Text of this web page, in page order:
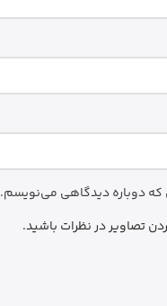
که دوباره دیدگاهی می‌نویسم.
تصاویر در نظرات باشید.